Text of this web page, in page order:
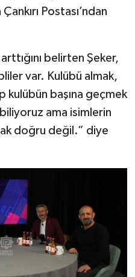
Postası’ndan
belirten Şeker,
var. Kulübü almak,
kulübün başına geçmek
ama isimlerin
doğru değil.” diye